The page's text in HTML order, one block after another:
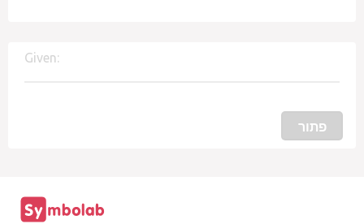
Given:
פתור